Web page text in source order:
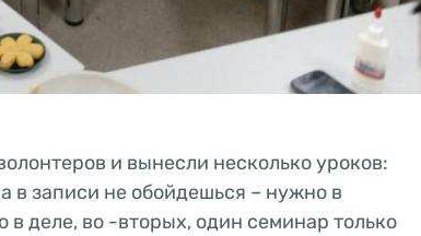
и вынесли несколько уроков:
в записи не обойдешься – нужно в
в деле, во -вторых, один семинар только